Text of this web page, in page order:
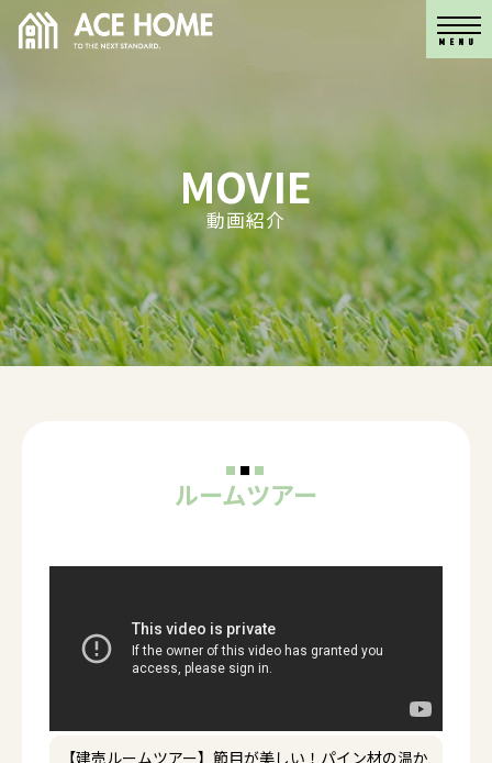
MENU
MENU
MOVIE
動画紹介
ルームツアー
【建売ルームツアー】節目が美しい！パイン材の温か